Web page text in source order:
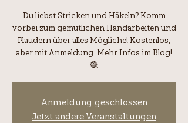
Du liebst Stricken und Häkeln? Komm
vorbei zum gemütlichen Handarbeiten und
Plaudern über alles Mögliche! Kostenlos,
aber mit Anmeldung. Mehr Infos im Blog!
🧶
Anmeldung geschlossen
Jetzt andere Veranstaltungen